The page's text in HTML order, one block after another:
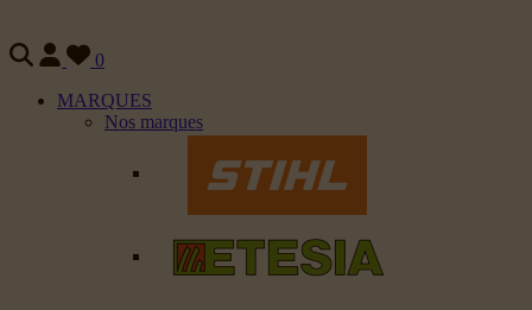
0
MARQUES
Nos marques